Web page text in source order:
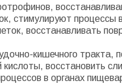
стимулируют процессы
восстанавливать
кишечного тракта,
кислоты, восстановить
в органах